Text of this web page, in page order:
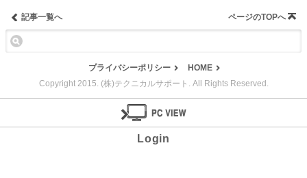
記事一覧へ ページのTOPへ
プライバシーポリシー
HOME
Copyright 2015. (株)テクニカルサポート. All Rights Reserved.
Login